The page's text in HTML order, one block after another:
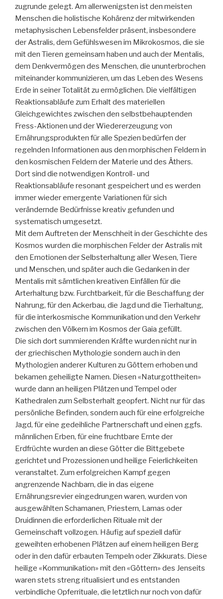
zugrunde gelegt. Am allerwenigsten ist den meisten
Menschen die holistische Kohärenz der mitwirkenden
metaphysischen Lebensfelder präsent, insbesondere
der Astralis, dem Gefühlswesen im Mikrokosmos, die sie
mit den Tieren gemeinsam haben und auch der Mentalis,
dem Denkvermögen des Menschen, die ununterbrochen
miteinander kommunizieren, um das Leben des Wesens
Erde in seiner Totalität zu ermöglichen. Die vielfältigen
Reaktionsabläufe zum Erhalt des materiellen
Gleichgewichtes zwischen den selbstbehauptenden
Fress-Aktionen und der Wiedererzeugung von
Ernährungsprodukten für alle Spezien bedürfen der
regelnden Informationen aus den morphischen Feldern in
den kosmischen Feldern der Materie und des Äthers.
Dort sind die notwendigen Kontroll- und
Reaktionsabläufe resonant gespeichert und es werden
immer wieder emergente Variationen für sich
verändernde Bedürfnisse kreativ gefunden und
systematisch umgesetzt.
Mit dem Auftreten der Menschheit in der Geschichte des
Kosmos wurden die morphischen Felder der Astralis mit
den Emotionen der Selbsterhaltung aller Wesen, Tiere
und Menschen, und später auch die Gedanken in der
Mentalis mit sämtlichen kreativen Einfällen für die
Arterhaltung bzw. Furchtbarkeit, für die Beschaffung der
Nahrung, für den Ackerbau, die Jagd und die Tierhaltung,
für die interkosmische Kommunikation und den Verkehr
zwischen den Völkern im Kosmos der Gaia gefüllt.
Die sich dort summierenden Kräfte wurden nicht nur in
der griechischen Mythologie sondern auch in den
Mythologien anderer Kulturen zu Göttern erhoben und
bekamen geheiligte Namen. Diesen «Naturgottheiten»
wurde dann an heiligen Plätzen und Tempel oder
Kathedralen zum Selbsterhalt geopfert. Nicht nur für das
persönliche Befinden, sondern auch für eine erfolgreiche
Jagd, für eine gedeihliche Partnerschaft und einen ggfs.
männlichen Erben, für eine fruchtbare Ernte der
Erdfrüchte wurden an diese Götter die Bittgebete
gerichtet und Prozessionen und heilige Feierlichkeiten
veranstaltet. Zum erfolgreichen Kampf gegen
angrenzende Nachbarn, die in das eigene
Ernährungsrevier eingedrungen waren, wurden von
ausgewählten Schamanen, Priestern, Lamas oder
Druidinnen die erforderlichen Rituale mit der
Gemeinschaft vollzogen. Häufig auf speziell dafür
geweihten erhobenen Plätzen auf einem heiligen Berg
oder in den dafür erbauten Tempeln oder Zikkurats. Diese
heilige «Kommunikation» mit den «Göttern» des Jenseits
waren stets streng ritualisiert und es entstanden
verbindliche Opferrituale, die letztlich nur noch von dafür